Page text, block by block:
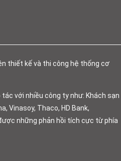
thiết kế và thi công hệ thống cơ
tác với nhiều công ty như: Khách sạn
Vinasoy, Thaco, HD Bank,
những phản hồi tích cực từ phía